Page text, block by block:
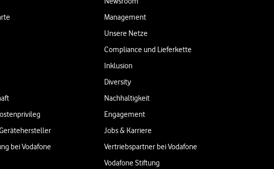
bei Vodafone
Management
Unsere Netze
Compliance und Lieferkette
Inklusion
Diversity
Nachhaltigkeit
Engagement
Jobs & Karriere
Vertriebspartner bei Vodafone
Vodafone Stiftung